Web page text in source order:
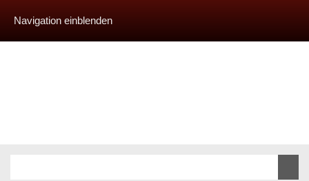
Navigation einblenden